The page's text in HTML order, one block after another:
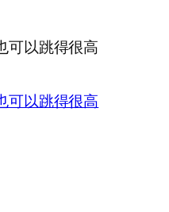
可以跳得很高
可以跳得很高